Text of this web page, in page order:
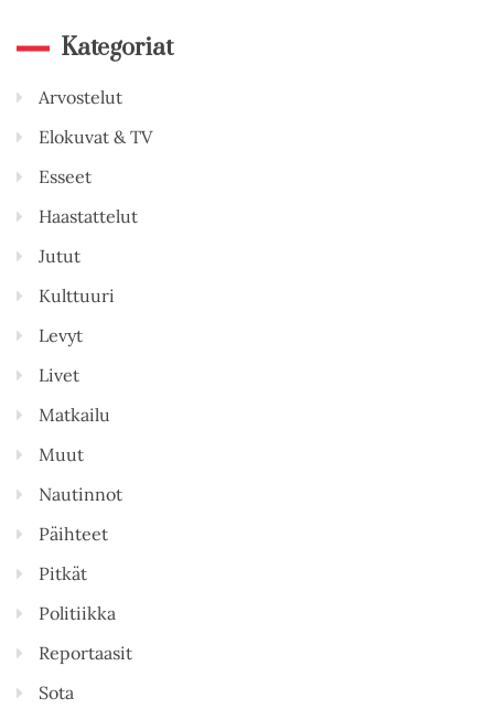
Kategoriat
Arvostelut
Elokuvat & TV
Esseet
Haastattelut
Jutut
Kulttuuri
Levyt
Livet
Matkailu
Muut
Nautinnot
Päihteet
Pitkät
Politiikka
Reportaasit
Sota